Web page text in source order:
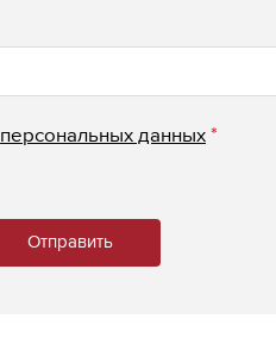
персональных данных*